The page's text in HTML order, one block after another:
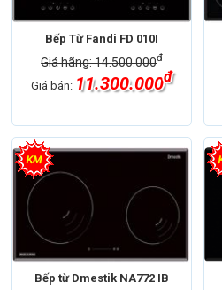
Bếp Từ Fandi FD 010I
Giá hãng: 14.500.000đ
Giá bán: 11.300.000đ
Bếp từ Dmestik NA772 IB